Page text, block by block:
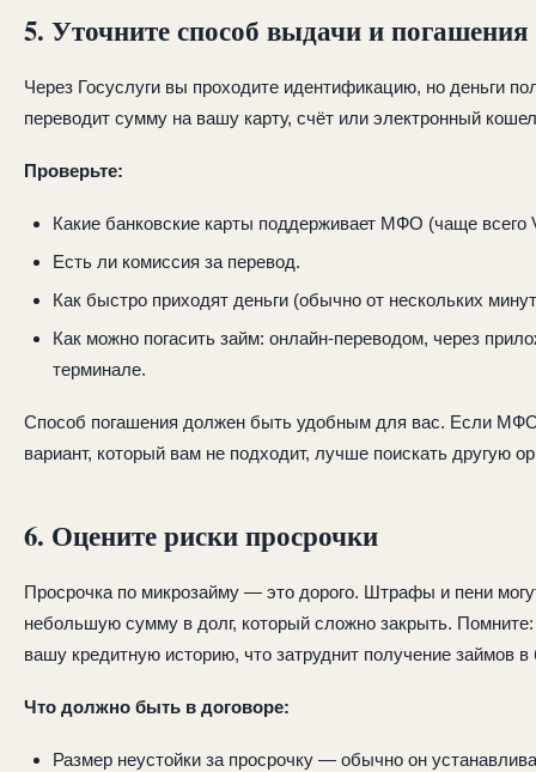
5. Уточните способ выдачи и погашения
Через Госуслуги вы проходите идентификацию, но деньги
переводит сумму на вашу карту, счёт или электронный
Проверьте:
Какие банковские карты поддерживает МФО (чаще
Есть ли комиссия за перевод.
Как быстро приходят деньги (обычно от нескольких
Как можно погасить займ: онлайн-переводом, через
терминале.
Способ погашения должен быть удобным для вас. Если МФО
вариант, который вам не подходит, лучше поискать другую
6. Оцените риски просрочки
Просрочка по микрозайму — это дорого. Штрафы и пени
небольшую сумму в долг, который сложно закрыть.
вашу кредитную историю, что затруднит получение займов
Что должно быть в договоре:
Размер неустойки за просрочку — обычно он